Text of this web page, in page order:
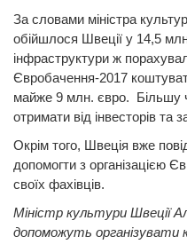
За словами міністра
обійшлося Швеції у 14,5
інфраструктури ж
Євробачення-2017
майже 9 млн. євро. Більшу
отримати від інвесторів та
Окрім того, Швеція вже
допомогти з організацією
своїх фахівців.
Міністр культури Швеції
допоможуть організувати